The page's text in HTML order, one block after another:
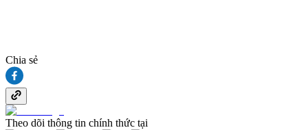
Chia sẻ
Theo dõi thông tin chính thức tại